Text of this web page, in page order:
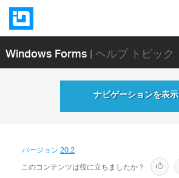
Windows Forms| ヘルプ トピック
ナビゲーションを表示
バージョン20.2
このコンテンツは役に立ちましたか？